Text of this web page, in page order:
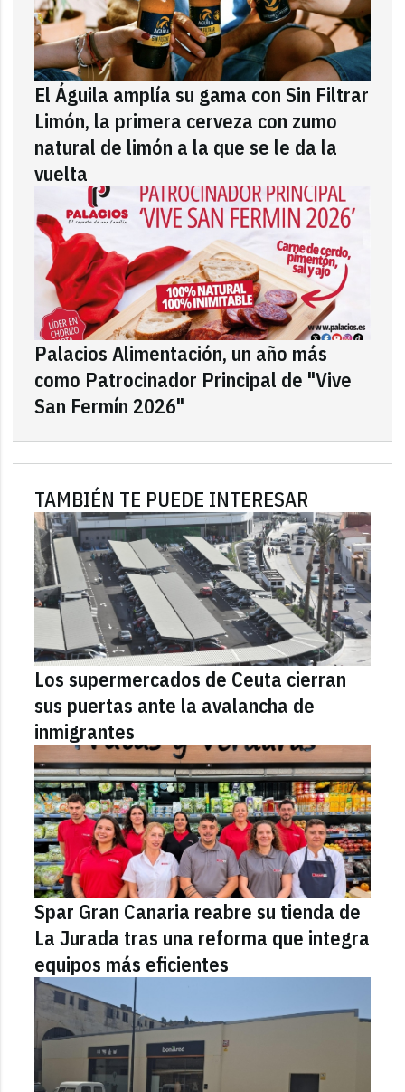
El Águila amplía su gama con Sin Filtrar
Limón, la primera cerveza con zumo
natural de limón a la que se le da la
vuelta
Palacios Alimentación, un año más
como Patrocinador Principal de "Vive
San Fermín 2026"
TAMBIÉN TE PUEDE INTERESAR
Los supermercados de Ceuta cierran
sus puertas ante la avalancha de
inmigrantes
Spar Gran Canaria reabre su tienda de
La Jurada tras una reforma que integra
equipos más eficientes